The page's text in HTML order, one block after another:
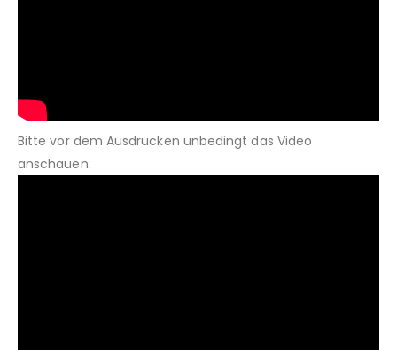
Bitte vor dem Ausdrucken unbedingt das Video
anschauen: